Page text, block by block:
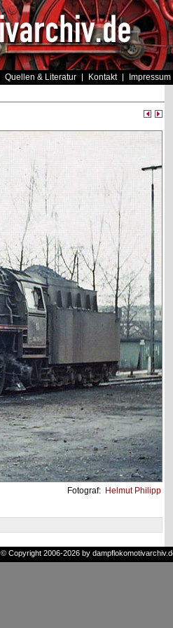
Quellen & Literatur Kontakt Impressum
Fotograf: Helmut Philipp
© Copyright 2006-2026 by